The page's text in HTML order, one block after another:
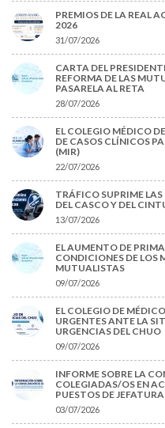
PREMIOS DE LA REAL
2026
31/07/2026
CARTA DEL
REFORMA DE LAS
PASARELA AL RETA
28/07/2026
EL COLEGIO MÉDICO
DE CASOS CLÍNICOS
(MIR)
22/07/2026
TRÁFICO SUPRIME
DEL CASCO Y DEL
13/07/2026
EL AUMENTO DE
CONDICIONES DE LOS
MUTUALISTAS
09/07/2026
EL COLEGIO DE
URGENTES ANTE LA
URGENCIAS DEL CHUO
09/07/2026
INFORME SOBRE LA
COLEGIADAS/OS EN
PUESTOS DE
03/07/2026